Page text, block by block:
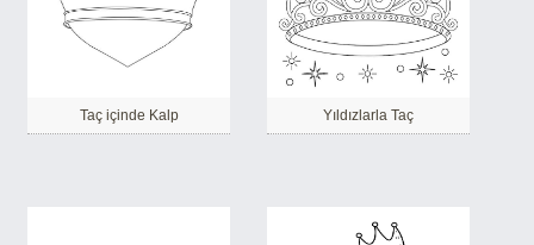
Taç içinde Kalp Yıldızlarla Taç